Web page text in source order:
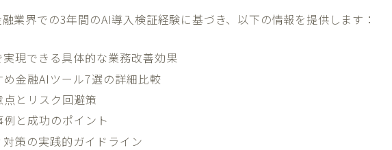
業界での3年間のAI導入検証経験に基づき、以下の情報を提供します：
現できる具体的な業務改善効果
め金融AIツール7選の詳細比較
とリスク回避策
と成功のポイント
策の実践的ガイドライン